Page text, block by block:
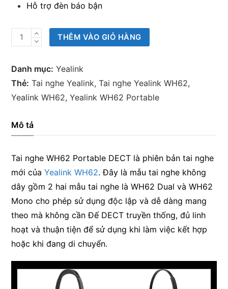
Hỗ trợ đèn báo bận
Tai
nghe
Yealink
WH62
Portable
lượng
THÊM VÀO GIỎ HÀNG
Danh mục: Yealink
Thẻ: Tai nghe Yealink,Tai nghe Yealink WH62,
Yealink WH62,Yealink WH62 Portable
Mô tả
Tai nghe WH62 Portable DECT là phiên bản tai nghe
mới củaYealink WH62. Đây là mẫu tai nghe không
dây gồm 2 hai mẫu tai nghe là WH62 Dual và WH62
Mono cho phép sử dụng độc lập và dễ dàng mang
theo mà không cần Đế DECT truyền thống, đủ linh
hoạt và thuận tiện để sử dụng khi làm việc kết hợp
hoặc khi đang di chuyển.